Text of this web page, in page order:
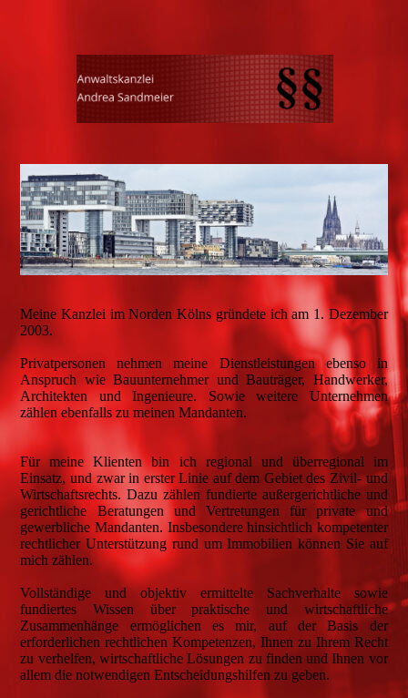
Meine Kanzlei im Norden Kölns gründete ich am 1. Dezember
2003.
Privatpersonen nehmen meine Dienstleistungen ebenso in
Anspruch wie Bauunternehmer und Bauträger, Handwerker,
Architekten und Ingenieure. Sowie weitere Unternehmen
zählen ebenfalls zu meinen Mandanten.
Für meine Klienten bin ich regional und überregional im
Einsatz, und zwar in erster Linie auf dem Gebiet des Zivil- und
Wirtschaftsrechts. Dazu zählen fundierte außergerichtliche und
gerichtliche Beratungen und Vertretungen für private und
gewerbliche Mandanten. Insbesondere hinsichtlich kompetenter
rechtlicher Unterstützung rund um Immobilien können Sie auf
mich zählen.
Vollständige und objektiv ermittelte Sachverhalte sowie
fundiertes Wissen über praktische und wirtschaftliche
Zusammenhänge ermöglichen es mir, auf der Basis der
erforderlichen rechtlichen Kompetenzen, Ihnen zu Ihrem Recht
zu verhelfen, wirtschaftliche Lösungen zu finden und Ihnen vor
allem die notwendigen Entscheidungshilfen zu geben.